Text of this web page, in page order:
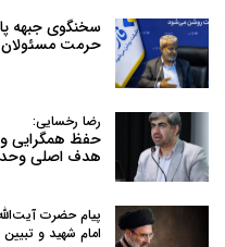
سخنگوی جبهه
حرمت
رضا رخسایی:
حفظ همگرایی
هدف اصلی وحدت
پیام حضرت
امام شهید و